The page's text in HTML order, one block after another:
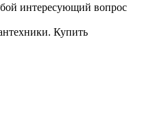
интересующий вопрос
Купить